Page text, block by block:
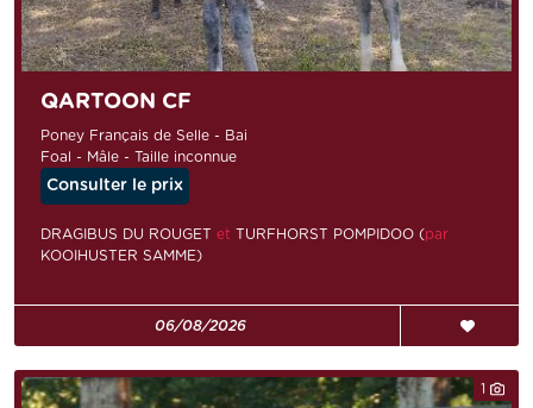
QARTOON CF
Poney Français de Selle - Bai
Foal - Mâle - Taille inconnue
Consulter le prix
DRAGIBUS DU ROUGET et TURFHORST POMPIDOO (par
KOOIHUSTER SAMME)
06/08/2026
1